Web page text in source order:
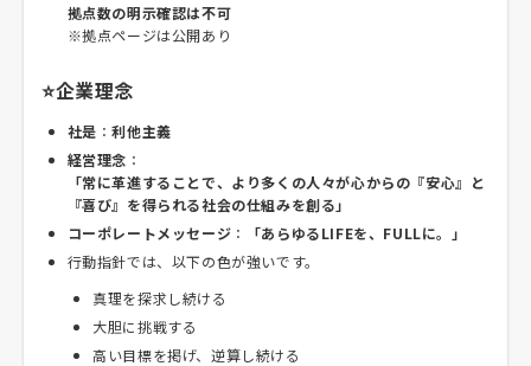
拠点数の明示確認は不可
※拠点ページは公開あり
⭐企業理念
社是 ：利他主義
経営理念 ：
「常に革進することで、より多くの人々が心からの『安心』と
『喜び』を得られる社会の仕組みを創る」
コーポレートメッセージ ：
「あらゆるLIFEを、FULLに。」
行動指針では、以下の色が強いです。
真理を探求し続ける
大胆に挑戦する
高い目標を掲げ、逆算し続ける